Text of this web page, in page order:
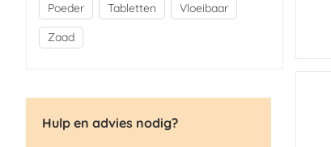
Poeder
Tabletten
Vloeibaar
Zaad
Hulp en advies nodig?